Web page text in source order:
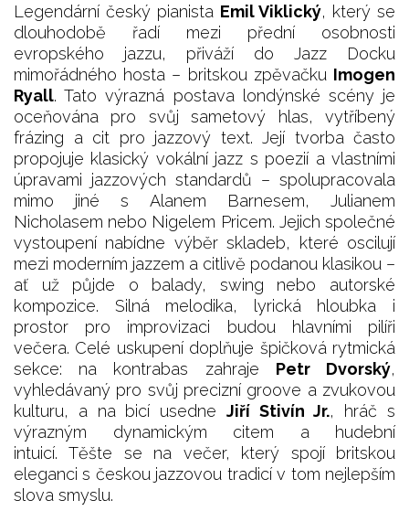
Legendární český pianista Emil Viklický, který se
dlouhodobě řadí mezi přední osobnosti
evropského jazzu, přiváží do Jazz Docku
mimořádného hosta – britskou zpěvačku Imogen
Ryall. Tato výrazná postava londýnské scény je
oceňována pro svůj sametový hlas, vytříbený
frázing a cit pro jazzový text. Její tvorba často
propojuje klasický vokální jazz s poezií a vlastními
úpravami jazzových standardů – spolupracovala
mimo jiné s Alanem Barnesem, Julianem
Nicholasem nebo Nigelem Pricem. Jejich společné
vystoupení nabídne výběr skladeb, které oscilují
mezi moderním jazzem a citlivě podanou klasikou –
ať už půjde o balady, swing nebo autorské
kompozice. Silná melodika, lyrická hloubka i
prostor pro improvizaci budou hlavními pilíři
večera. Celé uskupení doplňuje špičková rytmická
sekce: na kontrabas zahraje Petr Dvorský,
vyhledávaný pro svůj precizní groove a zvukovou
kulturu, a na bicí usedne Jiří Stivín Jr., hráč s
výrazným dynamickým citem a hudební
intuicí. Těšte se na večer, který spojí britskou
eleganci s českou jazzovou tradicí v tom nejlepším
slova smyslu.